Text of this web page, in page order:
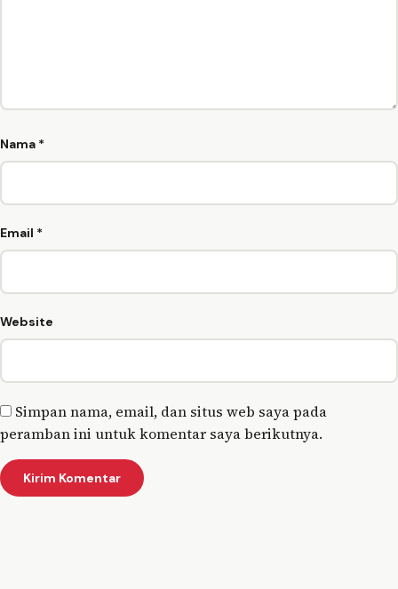
Nama *
Email *
Website
Simpan nama, email, dan situs web saya pada
peramban ini untuk komentar saya berikutnya.